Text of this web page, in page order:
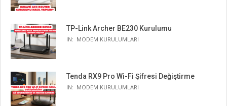
TP-Link Archer BE230 Kurulumu
IN: MODEM KURULUMLARI
Tenda RX9 Pro Wi-Fi Şifresi Değiştirme
IN: MODEM KURULUMLARI